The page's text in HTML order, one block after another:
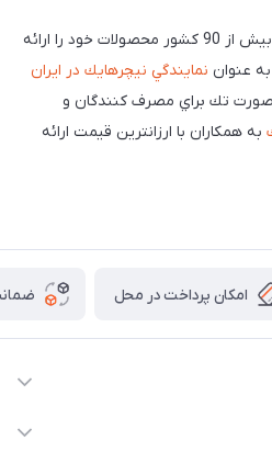
برند نيچرهايك در حال حاضر به بيش از 90 كشور محصولات خود را ارائه
عنوان نمايندگي نيچرهايك در ايران
تك براي مصرف كنندگان و
به همكاران با ارزانترين قيمت ارائه
امکان پرداخت در محل